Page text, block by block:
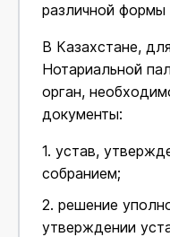
различной формы
В Казахстане,
Нотариальной
орган,
документы:
1. устав,
собранием;
2. решение
утверждении